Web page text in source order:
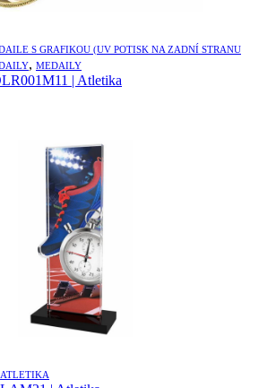
S GRAFIKOU (UV POTISK NA ZADNÍ STRANU
, MEDAILY
| Atletika
ATLETIKA